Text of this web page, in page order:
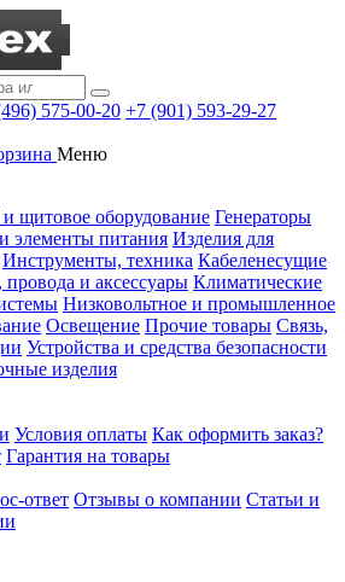
575-00-20 +7 (901) 593-29-27
Меню
щитовое оборудование Генераторы
элементы питания Изделия для
Инструменты, техника Кабеленесущие
провода и аксессуары Климатические
Низковольтное и промышленное
Освещение Прочие товары Связь,
Устройства и средства безопасности
изделия
Условия оплаты Как оформить заказ?
Гарантия на товары
ответ Отзывы о компании Статьи и